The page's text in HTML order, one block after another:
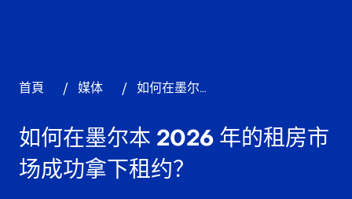
首頁 / 媒体 / 如何在墨尔本 2026 年的租房市场成功拿下租约？
如何在墨尔本 2026 年的租房市
场成功拿下租约？